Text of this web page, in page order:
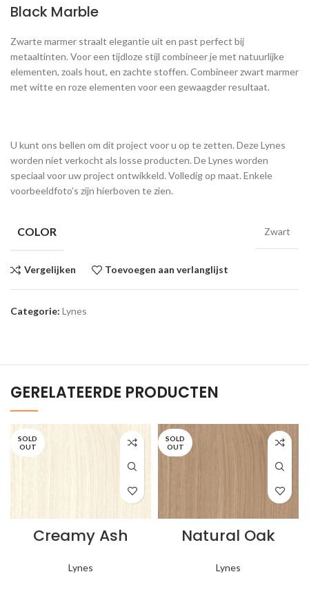
Black Marble
Zwarte marmer straalt elegantie uit en past perfect bij
metaaltinten. Voor een tijdloze stijl combineer je met natuurlijke
elementen, zoals hout, en zachte stoffen. Combineer zwart marmer
met witte en roze elementen voor een gewaagder resultaat.
U kunt ons bellen om dit project voor u op te zetten. Deze Lynes
worden niet verkocht als losse producten. De Lynes worden
speciaal voor uw project ontwikkeld. Volledig op maat. Enkele
voorbeeldfoto’s zijn hierboven te zien.
COLOR Zwart
Vergelijken Toevoegen aan verlanglijst
Categorie: Lynes
GERELATEERDE PRODUCTEN
SOLD
OUT
Creamy Ash
Lynes
SOLD
OUT
Natural Oak
Lynes